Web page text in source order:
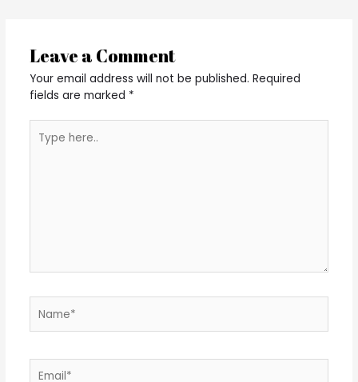
Leave a Comment
Your email address will not be published. Required
fields are marked *
here..